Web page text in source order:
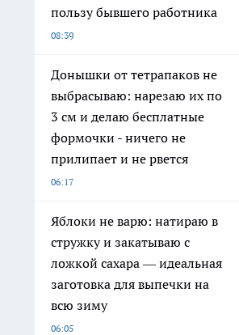
пользу бывшего работника
08:39
Донышки от тетрапаков не
выбрасываю: нарезаю их по
3 см и делаю бесплатные
формочки - ничего не
прилипает и не рвется
06:17
Яблоки не варю: натираю в
стружку и закатываю с
ложкой сахара — идеальная
заготовка для выпечки на
всю зиму
06:05